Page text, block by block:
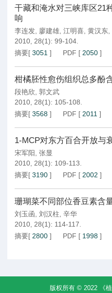
干藏和淹水对三峡库区21
响
李连发 廖建雄 江明喜 黄汉东
2010, 28(1): 99-104.
摘要[ 3051 ] PDF [ 2050 ]
柑橘胚性愈伤组织总多酚
段艳欣 郭文武
2010, 28(1): 105-108.
摘要[ 3568 ] PDF [ 2011 ]
1-MCP对东方百合开放与
宋军阳 张显
2010, 28(1): 109-113.
摘要[ 3190 ] PDF [ 2002 ]
珊瑚菜不同部位香豆素含
刘玉函 刘汉柱 辛华
2010, 28(1): 114-117.
摘要[ 2800 ] PDF [ 1998 ]
版权所有 © 2022 《